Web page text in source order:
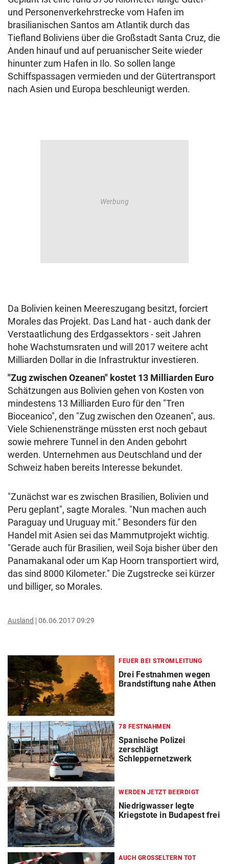
und Personenverkehrstrecke vom Hafen im
brasilianischen Santos am Atlantik durch das
Tiefland Boliviens über die Großstadt Santa Cruz, die
Anden hinauf und auf peruanischer Seite wieder
hinunter zum Hafen in Ilo. So sollen lange
Schiffspassagen vermieden und der Gütertransport
nach Asien und Europa beschleunigt werden.
Da Bolivien keinen Meereszugang besitzt, forciert
Morales das Projekt. Das Land hat - auch dank der
Verstaatlichung des Erdgassektors - seit Jahren
hohe Wachstumsraten und will 2017 weitere acht
Milliarden Dollar in die Infrastruktur investieren.
"Zug zwischen Ozeanen" kostet 13 Milliarden Euro
Schätzungen aus Bolivien gehen von Kosten von
mindestens 13 Milliarden Euro für den "Tren
Bioceanico", den "Zug zwischen den Ozeanen", aus.
Viele Schienenstränge müssten erst noch gebaut
sowie mehrere Tunnel in den Anden gebohrt
werden. Unternehmen aus Deutschland und der
Schweiz haben bereits Interesse bekundet.
"Zunächst war es zwischen Brasilien, Bolivien und
Peru geplant", sagte Morales. "Nun machen auch
Paraguay und Uruguay mit." Besonders für den
Handel mit Asien sei das Mammutprojekt wichtig.
"Gerade auch für Brasilien, weil Soja bisher über den
Panamakanal oder um Kap Hoorn transportiert wird,
das sind 8000 Kilometer." Die Zugstrecke sei kürzer
und billiger, so Morales.
Ausland 06.06.2017 09:29
FEUER BEI STROMLEITUNG
Drei Festnahmen wegen
Brandstiftung nahe Athen
78 FESTNAHMEN
Spanische Polizei
zerschlägt
Schleppernetzwerk
WERDEN JETZT BEERDIGT
Niedrigwasser legte
Kriegstote in Budapest frei
AUCH GROSSELTERN TOT